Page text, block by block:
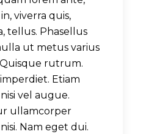
viverra quis,
tellus. Phasellus
ut metus varius
Quisque rutrum.
Etiam
vel augue.
ullamcorper
Nam eget dui.